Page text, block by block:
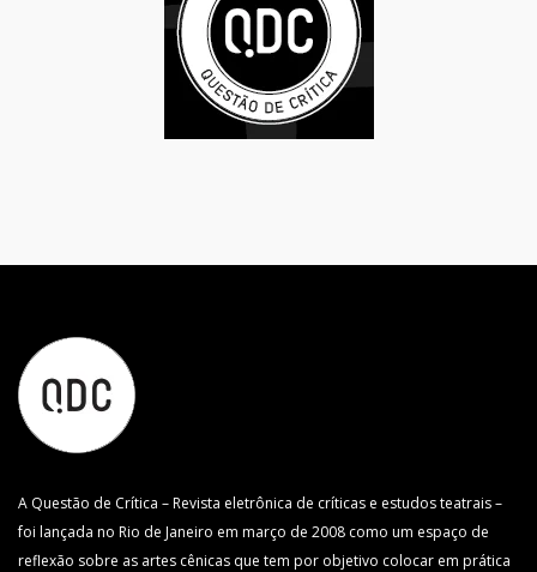
A Questão de Crítica – Revista eletrônica de críticas e estudos teatrais –
foi lançada no Rio de Janeiro em março de 2008 como um espaço de
reflexão sobre as artes cênicas que tem por objetivo colocar em prática